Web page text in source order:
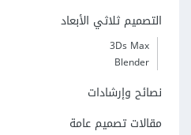
التصميم ثلاثي الأبعاد
3Ds Max
Blender
نصائح وإرشادات
مقالات تصميم عامة